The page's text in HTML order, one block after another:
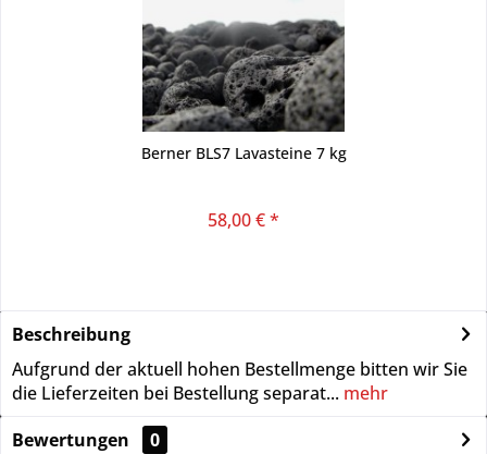
Berner BLS7 Lavasteine 7 kg
58,00 € *
Beschreibung
Aufgrund der aktuell hohen Bestellmenge bitten wir Sie
die Lieferzeiten bei Bestellung separat... mehr
Bewertungen
0